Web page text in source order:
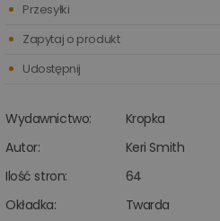
Wydawnictwo:
Kropka
Autor:
Keri Smith
Ilość stron:
64
Okładka:
Twarda
Przesyłki
Zapytaj o produkt
Udostępnij